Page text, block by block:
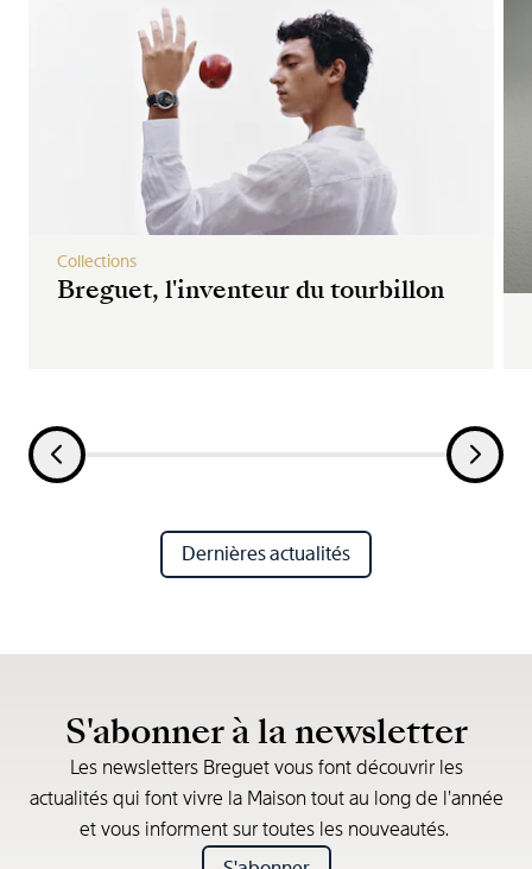
Breguet, l'inventeur du tourbillon
Collections
Dernières actualités
S'abonner à la newsletter
Les newsletters Breguet vous font découvrir les
actualités qui font vivre la Maison tout au long de l’année
et vous informent sur toutes les nouveautés.